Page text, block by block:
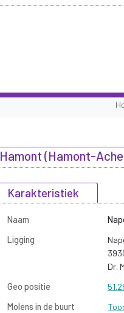
Hamont (Hamont-
Karakteristiek
Naam
Ligging
Dr.
Geo positie
Molens in de buurt